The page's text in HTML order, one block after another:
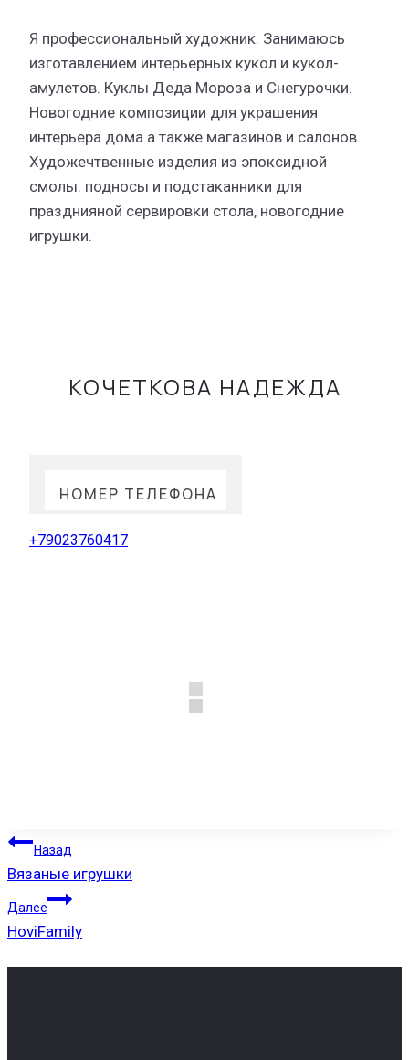
Я профессиональный художник. Занимаюсь
изготавлением интерьерных кукол и кукол-
амулетов. Куклы Деда Мороза и Снегурочки.
Новогодние композиции для украшения
интерьера дома а также магазинов и салонов.
Художечтвенные изделия из эпоксидной
смолы: подносы и подстаканники для
празднияной сервировки стола, новогодние
игрушки.
КОЧЕТКОВА НАДЕЖДА
НОМЕР ТЕЛЕФОНА
+79023760417
НАВИГАЦИЯ
ПО
ЗАПИСЯМ
Назад
Вязаные игрушки
Далее
HoviFamily